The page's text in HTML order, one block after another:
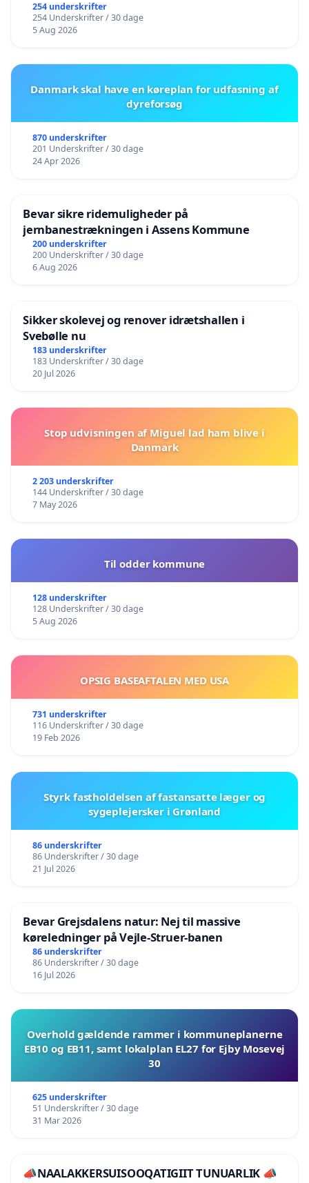
254 underskrifter
254 Underskrifter / 30 dage
5 Aug 2026
Danmark skal have en køreplan for udfasning af
dyreforsøg
870 underskrifter
201 Underskrifter / 30 dage
24 Apr 2026
Bevar sikre ridemuligheder på
jernbanestrækningen i Assens Kommune
200 underskrifter
200 Underskrifter / 30 dage
6 Aug 2026
Sikker skolevej og renover idrætshallen i
Svebølle nu
183 underskrifter
183 Underskrifter / 30 dage
20 Jul 2026
Stop udvisningen af Miguel lad ham blive i
Danmark
2 203 underskrifter
144 Underskrifter / 30 dage
7 May 2026
Til odder kommune
128 underskrifter
128 Underskrifter / 30 dage
5 Aug 2026
OPSIG BASEAFTALEN MED USA
731 underskrifter
116 Underskrifter / 30 dage
19 Feb 2026
Styrk fastholdelsen af fastansatte læger og
sygeplejersker i Grønland
86 underskrifter
86 Underskrifter / 30 dage
21 Jul 2026
Bevar Grejsdalens natur: Nej til massive
køreledninger på Vejle-Struer-banen
86 underskrifter
86 Underskrifter / 30 dage
16 Jul 2026
Overhold gældende rammer i kommuneplanerne
EB10 og EB11, samt lokalplan EL27 for Ejby Mosevej
30
625 underskrifter
51 Underskrifter / 30 dage
31 Mar 2026
📣NAALAKKERSUISOOQATIGIIT TUNUARLIK 📣